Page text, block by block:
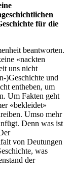
für die
beantworten.
«nackten
uns nicht
)Geschichte und
entheben, um
Um Fakten geht
«bekleidet»
Umso mehr
Denn was ist
von Deutungen
was
der